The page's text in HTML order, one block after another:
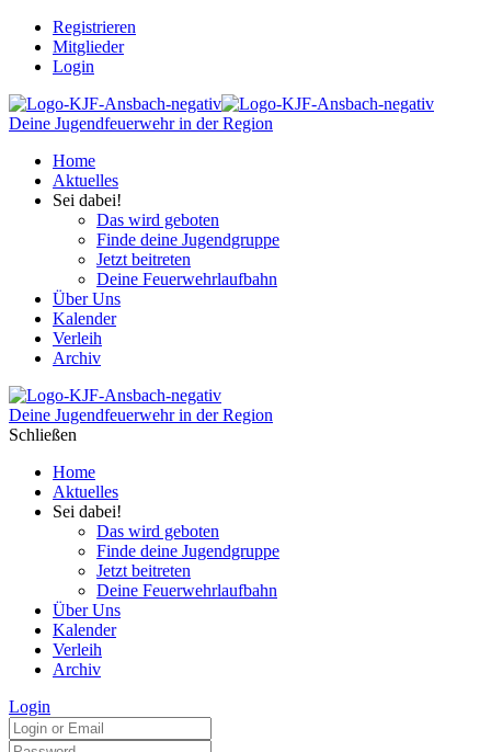
Registrieren
Mitglieder
Login
Deine Jugendfeuerwehr in der Region
Home
Aktuelles
Sei dabei!
Das wird geboten
Finde deine Jugendgruppe
Jetzt beitreten
Deine Feuerwehrlaufbahn
Über Uns
Kalender
Verleih
Archiv
Deine Jugendfeuerwehr in der Region
Schließen
Home
Aktuelles
Sei dabei!
Das wird geboten
Finde deine Jugendgruppe
Jetzt beitreten
Deine Feuerwehrlaufbahn
Über Uns
Kalender
Verleih
Archiv
Login